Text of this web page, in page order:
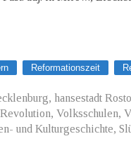
Reformationszeit
hansestadt
Volksschulen,
und Kulturgeschichte,